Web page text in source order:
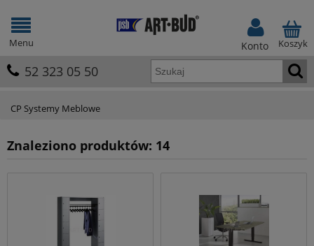
Koszyk
Konto
52 323 05 50
Menu
CP Systemy Meblowe
Znaleziono produktów: 14